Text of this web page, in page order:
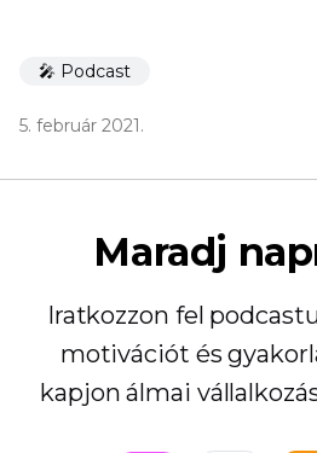
🎤 Podcast
5. február 2021.
Maradj
Iratkozzon fel
motivációt és
kapjon álmai